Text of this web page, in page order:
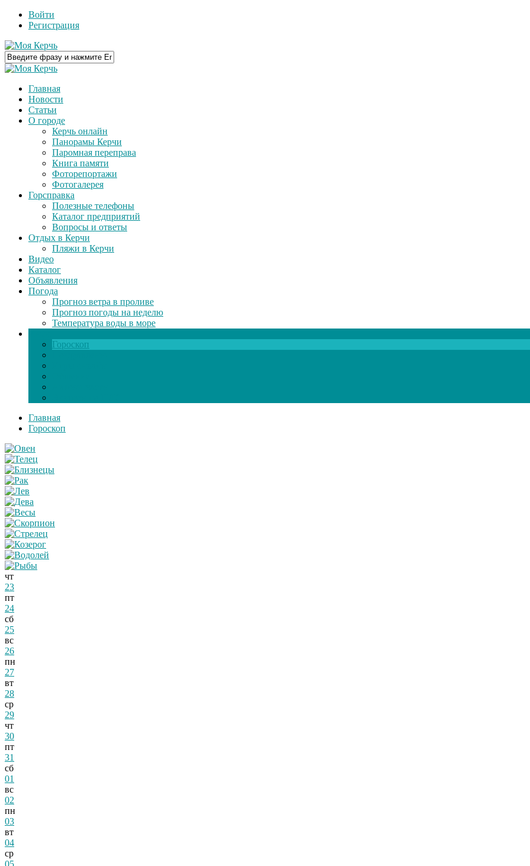
Войти
Регистрация
Главная
Новости
Статьи
О городе
Керчь онлайн
Панорамы Керчи
Паромная переправа
Книга памяти
Фоторепортажи
Фотогалерея
Горсправка
Полезные телефоны
Каталог предприятий
Вопросы и ответы
Отдых в Керчи
Пляжи в Керчи
Видео
Каталог
Объявления
Погода
Прогноз ветра в проливе
Прогноз погоды на неделю
Температура воды в море
Гороскоп
Главная
Гороскоп
чт
23
пт
24
сб
25
вс
26
пн
27
вт
28
ср
29
чт
30
пт
31
сб
01
вс
02
пн
03
вт
04
ср
05